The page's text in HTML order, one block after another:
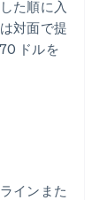
た順に入
対面で提
ドルを
インまた